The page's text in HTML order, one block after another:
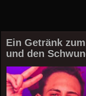
Ein Getränk
und den